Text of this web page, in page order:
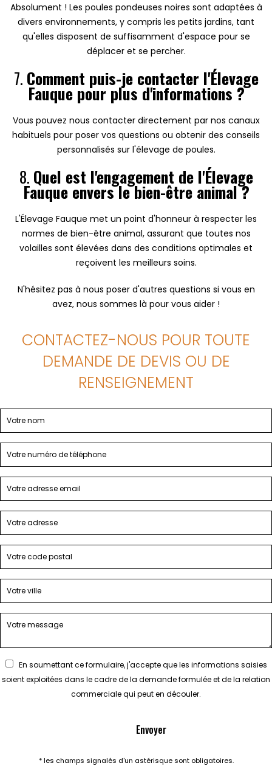
Absolument ! Les poules pondeuses noires sont adaptées à
divers environnements, y compris les petits jardins, tant
qu'elles disposent de suffisamment d'espace pour se
déplacer et se percher.
7. Comment puis-je contacter l'Élevage
Fauque pour plus d'informations ?
Vous pouvez nous contacter directement par nos canaux
habituels pour poser vos questions ou obtenir des conseils
personnalisés sur l'élevage de poules.
8. Quel est l'engagement de l'Élevage
Fauque envers le bien-être animal ?
L'Élevage Fauque met un point d'honneur à respecter les
normes de bien-être animal, assurant que toutes nos
volailles sont élevées dans des conditions optimales et
reçoivent les meilleurs soins.
N'hésitez pas à nous poser d'autres questions si vous en
avez, nous sommes là pour vous aider !
CONTACTEZ-NOUS POUR TOUTE
DEMANDE DE DEVIS OU DE
RENSEIGNEMENT
En soumettant ce formulaire, j'accepte que les informations saisies
soient exploitées dans le cadre de la demande formulée et de la relation
commerciale qui peut en découler.
* les champs signalés d'un astérisque sont obligatoires.